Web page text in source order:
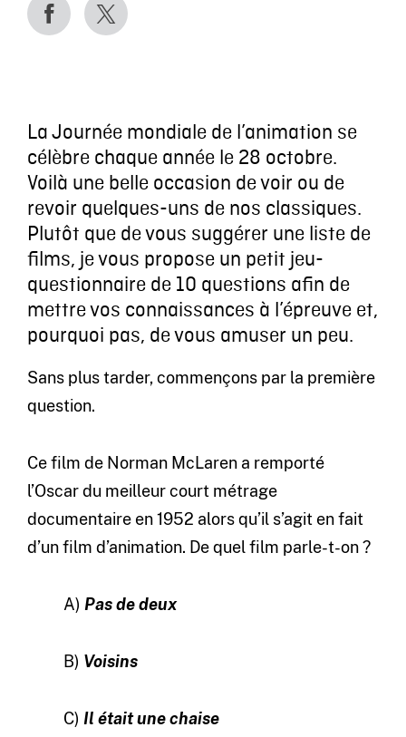
La Journée mondiale de l’animation se
célèbre chaque année le 28 octobre.
Voilà une belle occasion de voir ou de
revoir quelques-uns de nos classiques.
Plutôt que de vous suggérer une liste de
films, je vous propose un petit jeu-
questionnaire de 10 questions afin de
mettre vos connaissances à l’épreuve et,
pourquoi pas, de vous amuser un peu.
Sans plus tarder, commençons par la première
question.
Ce film de Norman McLaren a remporté
l’Oscar du meilleur court métrage
documentaire en 1952 alors qu’il s’agit en fait
d’un film d’animation. De quel film parle-t-on ?
A) Pas de deux
B) Voisins
C) Il était une chaise